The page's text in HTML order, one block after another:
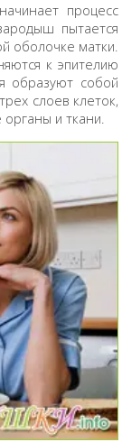
процесс
пытается
оболочке матки.
к эпителию
образуют собой
слоев клеток,
и ткани.